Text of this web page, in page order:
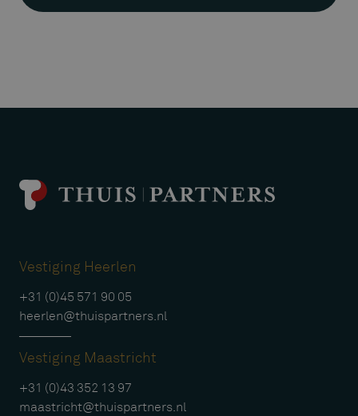
Vestiging Heerlen
+31 (0)45 571 90 05
heerlen@thuispartners.nl
Vestiging Maastricht
+31 (0)43 352 13 97
maastricht@thuispartners.nl